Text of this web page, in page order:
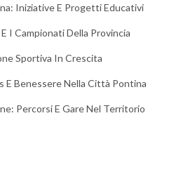
Iniziative E Progetti Educativi
I Campionati Della Provincia
Sportiva In Crescita
E Benessere Nella Città Pontina
Percorsi E Gare Nel Territorio